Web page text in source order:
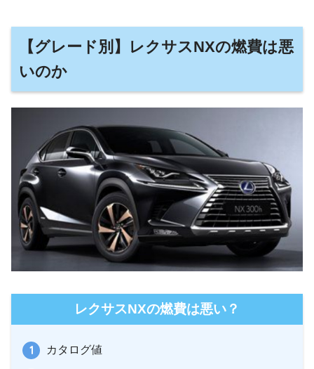
【グレード別】レクサスNXの燃費は悪
いのか
レクサスNXの燃費は悪い？
カタログ値